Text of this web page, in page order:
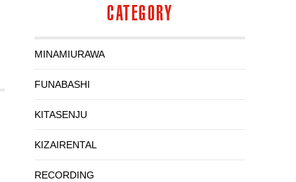
CATEGORY
MINAMIURAWA
FUNABASHI
KITASENJU
KIZAIRENTAL
RECORDING